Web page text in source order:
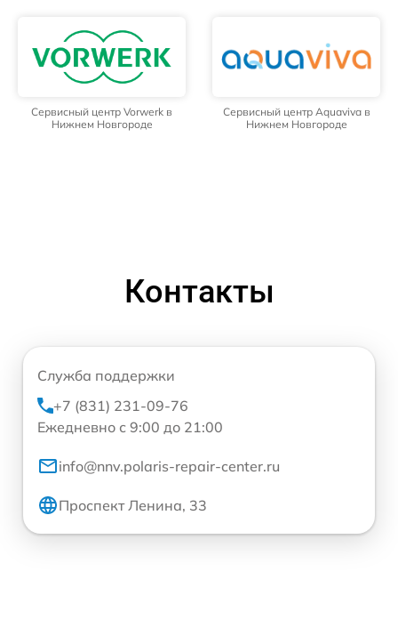
Сервисный центр Vorwerk в
Нижнем Новгороде
Сервисный центр Aquaviva в
Нижнем Новгороде
Контакты
Служба поддержки
+7 (831) 231-09-76
Ежедневно с 9:00 до 21:00
info@nnv.polaris-repair-center.ru
Проспект Ленина, 33